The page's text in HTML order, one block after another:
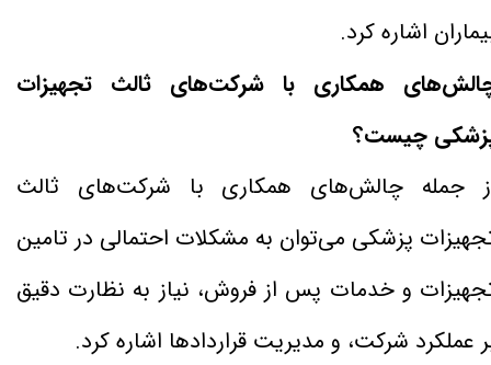
اشاره کرد.
همکاری با شرکت‌های ثالث تجهیزات
چیست؟
جمله چالش‌های همکاری با شرکت‌های ثالث
پزشکی می‌توان به مشکلات احتمالی در تامین
و خدمات پس از فروش، نیاز به نظارت دقیق
عملکرد شرکت، و مدیریت قراردادها اشاره کرد.